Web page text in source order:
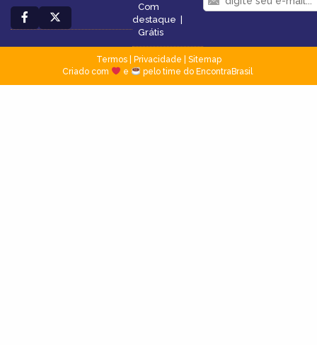
Com
destaque |
Grátis
Termos| Privacidade
Sitemap
Criado com
e pelo time do EncontraBrasil